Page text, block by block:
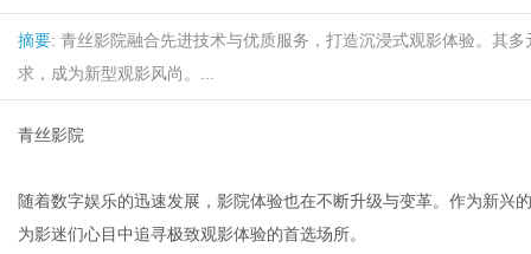
摘要: 青丝影院融合先进技术与优质服务，打造沉浸式观影体验。其
求，成为新型观影风尚。...
青丝影院
随着数字娱乐的迅速发展，影院体验也在不断升级与变革。作为新兴
为影迷们心目中追寻极致观影体验的首选场所。